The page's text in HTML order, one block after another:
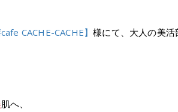
cafe CACHE-CACHE】様にて、大人の美
肌へ、